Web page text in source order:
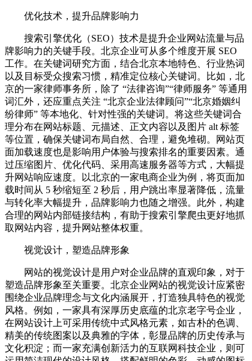
优化技术，提升品牌影响力
搜索引擎优化（SEO）技术是提升企业网站流量与品
牌影响力的关键手段。北京企业可从多个维度开展 SEO
工作。在关键词研究方面，结合北京本地特色、行业热词
以及目标受众搜索习惯，精准定位核心关键词。比如，北
京的一家律师事务所，除了 “法律咨询”“律师服务” 等通用
词汇外，还应重点关注 “北京企业法律顾问”“北京婚姻纠
纷律师” 等本地化、针对性强的关键词。将这些关键词合
理分布在网站标题、元描述、正文内容以及图片 alt 标签
等位置，确保关键词布局自然、合理，避免堆砌。网站页
面加载速度也是影响用户体验与搜索排名的重要因素。通
过压缩图片、优化代码、采用高速服务器等方式，大幅提
升网站响应速度。以北京的一家电商企业为例，将页面加
载时间从 5 秒缩短至 2 秒后，用户跳出率显著降低，流量
与转化率大幅提升，品牌影响力也随之增强。此外，构建
合理的网站内部链接结构，有助于搜索引擎爬虫更好地抓
取网站内容，提升网站整体权重。
视觉设计，塑造品牌形象
网站的视觉设计是用户对企业品牌的直观印象，对于
塑造品牌形象至关重要。北京企业网站的视觉设计应紧密
围绕企业品牌理念与文化内涵展开，打造独具特色的视觉
风格。例如，一家具有深厚历史底蕴的北京老字号企业，
在网站设计上可采用传统中式风格元素，如古朴的色调、
精美的传统图案以及典雅的字体，彰显品牌的历史传承与
文化积淀；而一家充满创新活力的互联网科技企业，则可